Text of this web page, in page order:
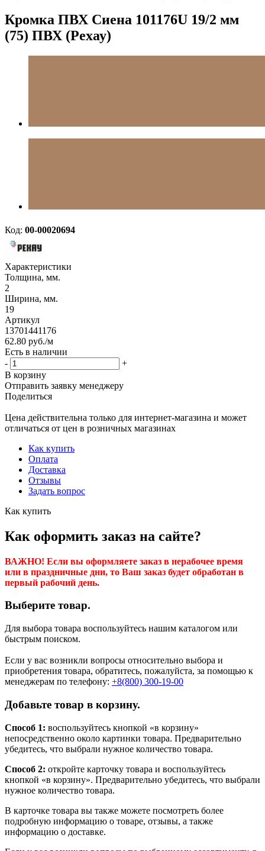
Кромка ПВХ Сиена 101176U 19/2 мм
(75) ПВХ (Рехау)
Код: 00-00020694
Характеристики
Толщина, мм.
2
Ширина, мм.
19
Артикул
13701441176
62.80 руб./м
Есть в наличии
-
+
В корзину
Отправить заявку менеджеру
Поделиться
Цена действительна только для интернет-магазина и может
отличаться от цен в розничных магазинах
Как купить
Оплата
Доставка
Отзывы
Задать вопрос
Как купить
Как оформить заказ на сайте?
ВАЖНО! Если вы оформляете заказ в нерабочее время
или в праздничные дни, то Ваш заказ будет обработан в
первый рабочий день.
Выберите товар.
Для выбора товара воспользуйтесь нашим каталогом или
быстрым поиском.
Если у вас возникли вопросы относительно выбора и
приобретения товара, обратитесь, пожалуйста, за помощью к
менеджерам по телефону: +8(800) 300-19-00
Добавьте товар в корзину.
Способ 1: воспользуйтесь кнопкой «в корзину»
непосредственно около картинки товара. Предварительно
убедитесь, что выбрали нужное количество товара.
Способ 2: откройте карточку товара и воспользуйтесь
кнопкой «в корзину». Предварительно убедитесь, что выбрали
нужное количество товара.
В карточке товара вы также можете посмотреть более
подробную информацию о товаре, отзывы, а также
информацию о доставке.